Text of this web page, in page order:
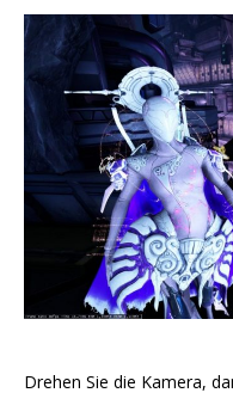
Drehen Sie die Kamera,